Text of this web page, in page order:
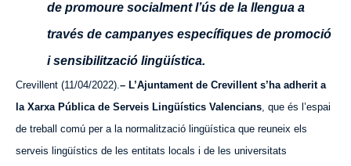
de promoure socialment l’ús de la llengua a
través de campanyes específiques de promoció
i sensibilització lingüística.
Crevillent (11/04/2022).– L’Ajuntament de Crevillent s’ha adherit a
la Xarxa Pública de Serveis Lingüístics Valencians, que és l’espai
de treball comú per a la normalització lingüística que reuneix els
serveis lingüístics de les entitats locals i de les universitats